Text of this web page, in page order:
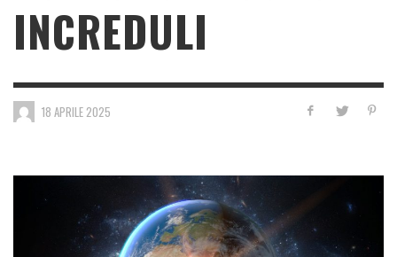
INCREDULI
18 APRILE 2025